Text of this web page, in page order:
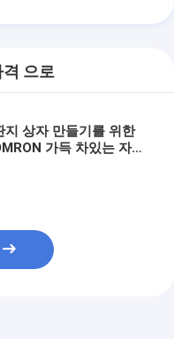
격 으로
지 상자 만들기를 위한
가득 차있는 자동